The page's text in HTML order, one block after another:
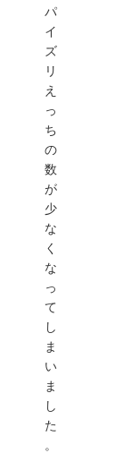
パ
イ
ズ
リ
え
っ
ち
の
数
が
少
な
く
な
っ
て
し
ま
い
ま
し
た
。